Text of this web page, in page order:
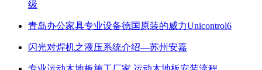
级
青岛办公家具专业设备德国原装的威力Unicontrol6
闪光对焊机之液压系统介绍—苏州安嘉